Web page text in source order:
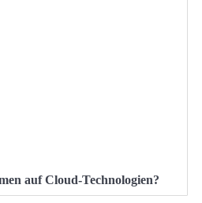
auf Cloud-Technologien?